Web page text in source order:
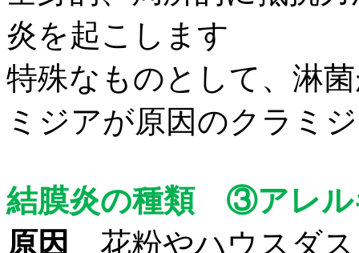
炎を起こします
特殊なものとして、淋
ミジアが原因のクラミ
結膜炎の種類 ③アレル
原因 花粉やハウスダ